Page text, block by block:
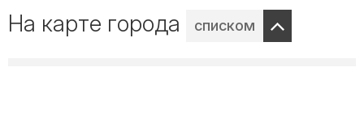
На карте города списком